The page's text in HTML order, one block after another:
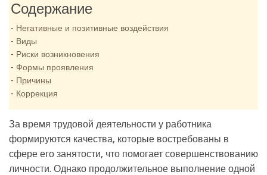
Содержание
Негативные и позитивные воздействия
Виды
Риски возникновения
Формы проявления
Причины
Коррекция
За время трудовой деятельности у работника
формируются качества, которые востребованы в
сфере его занятости, что помогает совершенствованию
личности. Однако продолжительное выполнение одной